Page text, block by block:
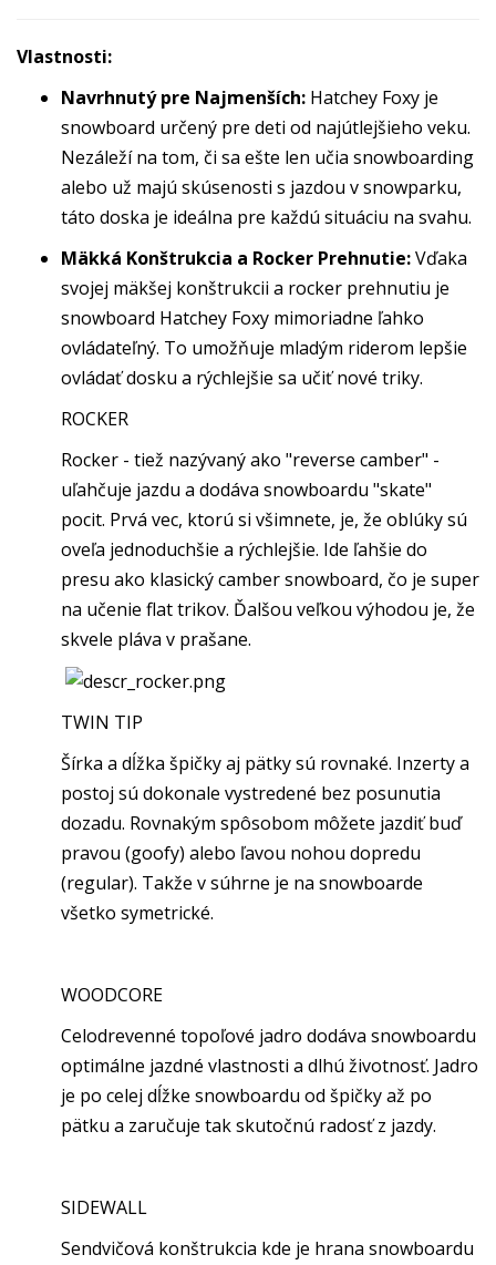
Vlastnosti:
Navrhnutý pre Najmenších: Hatchey Foxy je
snowboard určený pre deti od najútlejšieho veku.
Nezáleží na tom, či sa ešte len učia snowboarding
alebo už majú skúsenosti s jazdou v snowparku,
táto doska je ideálna pre každú situáciu na svahu.
Mäkká Konštrukcia a Rocker Prehnutie:Vďaka
svojej mäkšej konštrukcii a rocker prehnutiu je
snowboard Hatchey Foxy mimoriadne ľahko
ovládateľný. To umožňuje mladým riderom lepšie
ovládať dosku a rýchlejšie sa učiť nové triky.
ROCKER
Rocker - tiež nazývaný ako "reverse camber" -
uľahčuje jazdu a dodáva snowboardu "skate"
pocit. Prvá vec, ktorú si všimnete, je, že oblúky sú
oveľa jednoduchšie a rýchlejšie. Ide ľahšie do
presu ako klasický camber snowboard, čo je super
na učenie flat trikov. Ďalšou veľkou výhodou je, že
skvele pláva v prašane.
TWIN TIP
Šírka a dĺžka špičky aj pätky sú rovnaké. Inzerty a
postoj sú dokonale vystredené bez posunutia
dozadu. Rovnakým spôsobom môžete jazdiť buď
pravou (goofy) alebo ľavou nohou dopredu
(regular). Takže v súhrne je na snowboarde
všetko symetrické.
WOODCORE
Celodrevenné topoľové jadro dodáva snowboardu
optimálne jazdné vlastnosti a dlhú životnosť. Jadro
je po celej dĺžke snowboardu od špičky až po
pätku a zaručuje tak skutočnú radosť z jazdy.
SIDEWALL
Sendvičová konštrukcia kde je hrana snowboardu